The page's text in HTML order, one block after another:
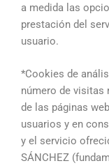
a medida las
prestación del
usuario.
*Cookies de
número de visitas
de las páginas
usuarios y en
y el servicio
SÁNCHEZ